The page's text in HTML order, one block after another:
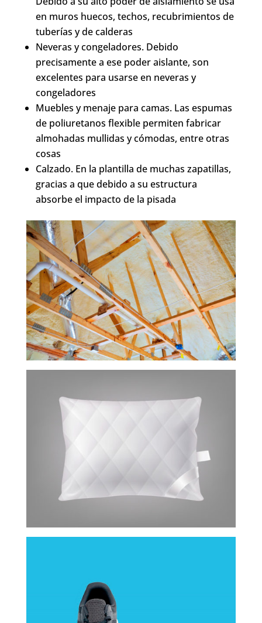
en muros huecos, techos, recubrimientos de
tuberías y de calderas
Neveras y congeladores. Debido
precisamente a ese poder aislante, son
excelentes para usarse en neveras y
congeladores
Muebles y menaje para camas. Las espumas
de poliuretanos flexible permiten fabricar
almohadas mullidas y cómodas, entre otras
cosas
Calzado. En la plantilla de muchas zapatillas,
gracias a que debido a su estructura
absorbe el impacto de la pisada